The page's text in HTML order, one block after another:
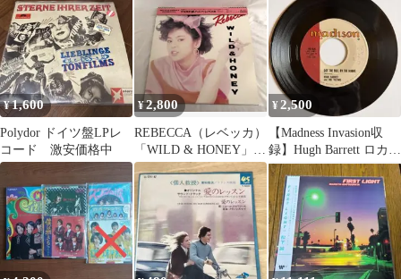
コード EP
¥1,600
Polydor ドイツ盤LPレ
コード 激安価格中
¥2,800
REBECCA（レベッカ）
「WILD & HONEY」中
古レコード
¥2,500
【Madness Invasion収
録】Hugh Barrett ロカビ
リー7'